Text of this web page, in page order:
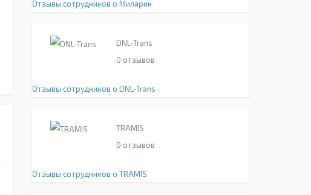
Отзывы сотрудников о Миларин
DNL-Trans
0 отзывов
Отзывы сотрудников о DNL-Trans
TRAMIS
0 отзывов
Отзывы сотрудников о TRAMIS